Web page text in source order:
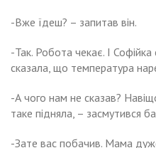
-Вже їдеш? – запитав він.
-Так. Робота чекає. І
сказала, що температура
-А чого нам не сказав?
таке підняла, – засмутився
-Зате вас побачив. Мама